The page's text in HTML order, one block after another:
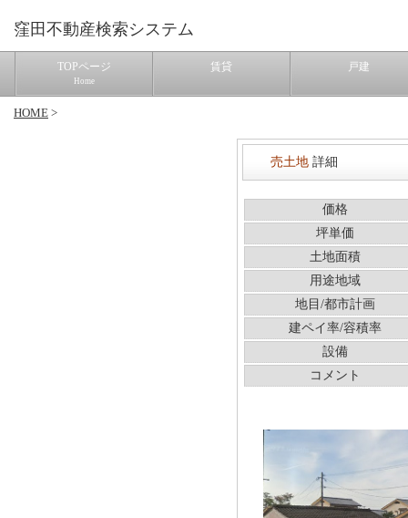
窪田不動産検索システム
TOPページ
Home
賃貸 戸建
HOME >
売土地 詳細
価格
坪単価
土地面積
用途地域
地目/都市計画
建ペイ率/容積率
設備
コメント